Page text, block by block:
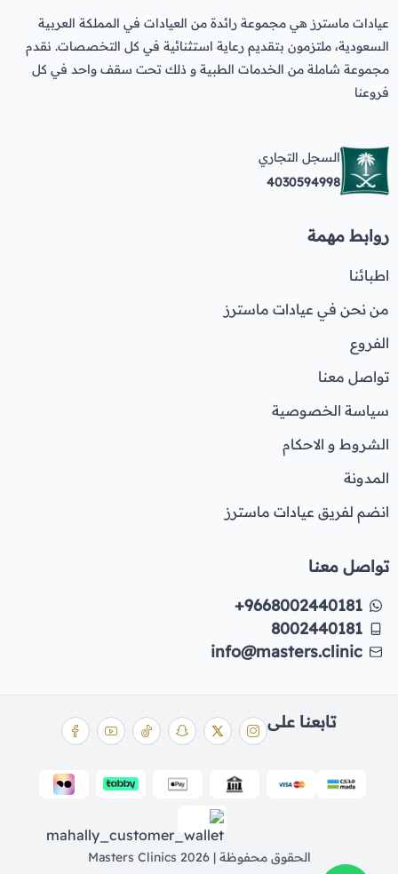
عيادات ماسترز هي مجموعة رائدة من العيادات في المملكة العربية
السعودية، ملتزمون بتقديم رعاية استثنائية في كل التخصصات. نقدم
مجموعة شاملة من الخدمات الطبية و ذلك تحت سقف واحد في كل
فروعنا
السجل التجاري
4030594998
روابط مهمة
اطبائنا
من نحن في عيادات ماسترز
الفروع
تواصل معنا
سياسة الخصوصية
الشروط و الاحكام
المدونة
انضم لفريق عيادات ماسترز
تواصل معنا
+9668002440181
8002440181
info@masters.clinic
الحقوق محفوظة | 2026 Masters Clinics
تابعنا على